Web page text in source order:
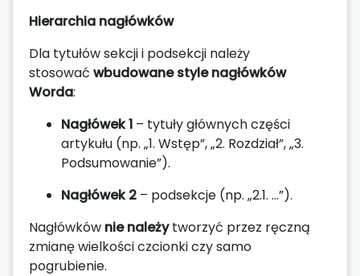
Hierarchia nagłówków
Dla tytułów sekcji i podsekcji należy
stosować wbudowane style nagłówków
Worda:
Nagłówek 1 – tytuły głównych części
artykułu (np. „1. Wstęp”, „2. Rozdział”, „3.
Podsumowanie”).
Nagłówek 2 – podsekcje (np. „2.1. …”).
Nagłówków nie należytworzyć przez ręczną
zmianę wielkości czcionki czy samo
pogrubienie.